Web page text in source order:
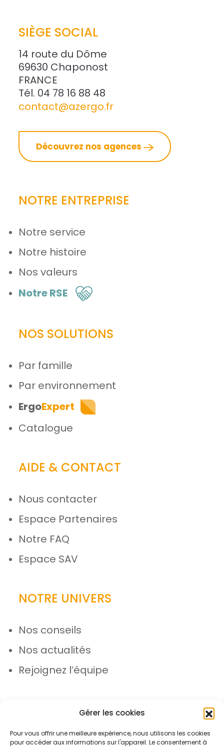
Gérer les cookies
Pour vous offrir une meilleure expérience, nous utilisons les cookies
pour accéder aux informations sur l'appareil. Le consentement à
SIÈGE SOCIAL
14 route du Dôme
69630 Chaponost
FRANCE
Tél. 04 78 16 88 48
contact@azergo.fr
Découvrez nos agences
NOTRE ENTREPRISE
Notre service
Notre histoire
Nos valeurs
Notre RSE
NOS SOLUTIONS
Par famille
Par environnement
ErgoExpert
Catalogue
AIDE & CONTACT
Nous contacter
Espace Partenaires
Notre FAQ
Espace SAV
NOTRE UNIVERS
Nos conseils
Nos actualités
Rejoignez l’équipe